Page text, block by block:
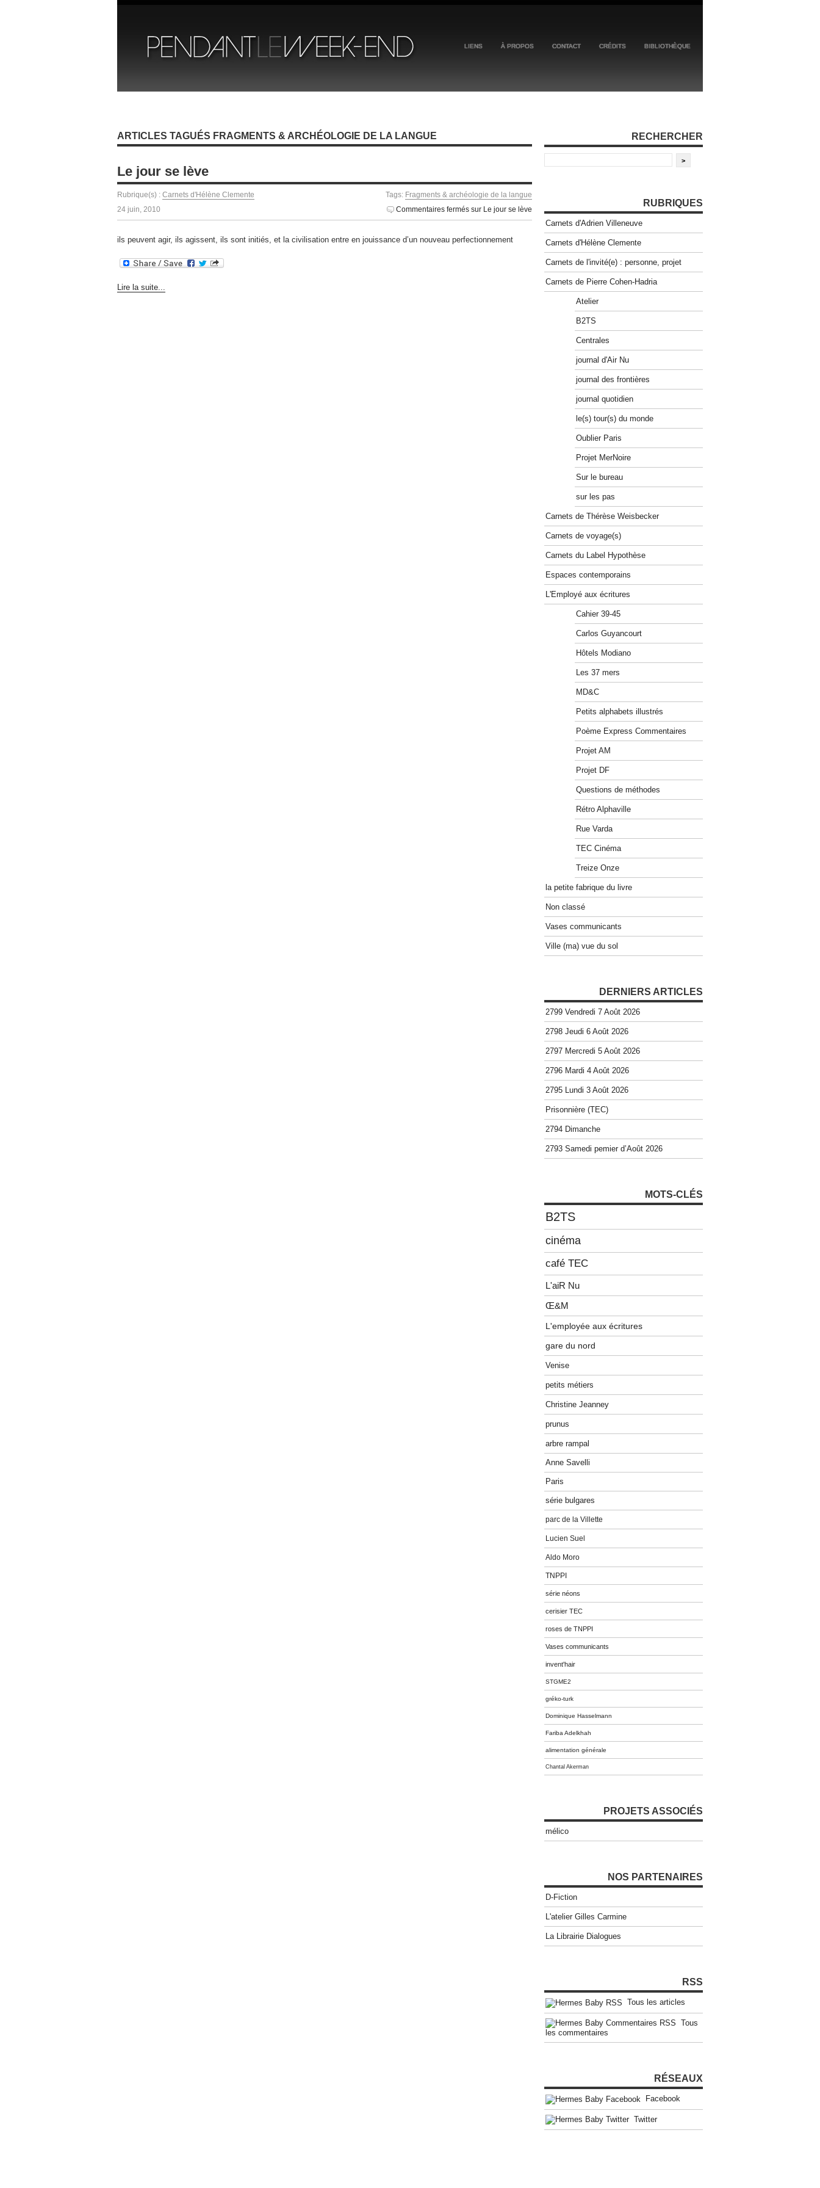
LIENS À PROPOS CONTACT CRÉDITS BIBLIOTHÈQUE
ARTICLES TAGUÉS FRAGMENTS & ARCHÉOLOGIE DE LA LANGUE
Le jour se lève
Rubrique(s) : Carnets d'Hélène Clemente Tags: Fragments & archéologie de la langue
24 juin, 2010
Commentaires fermés sur Le jour se lève
ils peuvent agir, ils agissent, ils sont initiés, et la civilisation entre en jouissance d’un nouveau perfectionnement
Lire la suite...
RECHERCHER
RUBRIQUES
Carnets d'Adrien Villeneuve
Carnets d'Hélène Clemente
Carnets de l'invité(e) : personne, projet
Carnets de Pierre Cohen-Hadria
Atelier
B2TS
Centrales
journal d'Air Nu
journal des frontières
journal quotidien
le(s) tour(s) du monde
Oublier Paris
Projet MerNoire
Sur le bureau
sur les pas
Carnets de Thérèse Weisbecker
Carnets de voyage(s)
Carnets du Label Hypothèse
Espaces contemporains
L'Employé aux écritures
Cahier 39-45
Carlos Guyancourt
Hôtels Modiano
Les 37 mers
MD&C
Petits alphabets illustrés
Poème Express Commentaires
Projet AM
Projet DF
Questions de méthodes
Rétro Alphaville
Rue Varda
TEC Cinéma
Treize Onze
la petite fabrique du livre
Non classé
Vases communicants
Ville (ma) vue du sol
DERNIERS ARTICLES
2799 Vendredi 7 Août 2026
2798 Jeudi 6 Août 2026
2797 Mercredi 5 Août 2026
2796 Mardi 4 Août 2026
2795 Lundi 3 Août 2026
Prisonnière (TEC)
2794 Dimanche
2793 Samedi pemier d’Août 2026
MOTS-CLÉS
B2TS
cinéma
café TEC
L'aiR Nu
Œ&M
L'employée aux écritures
gare du nord
Venise
petits métiers
Christine Jeanney
prunus
arbre rampal
Anne Savelli
Paris
série bulgares
parc de la Villette
Lucien Suel
Aldo Moro
TNPPI
série néons
cerisier TEC
roses de TNPPI
Vases communicants
invent'hair
STGME2
gréko-turk
Dominique Hasselmann
Fariba Adelkhah
alimentation générale
Chantal Akerman
PROJETS ASSOCIÉS
mélico
NOS PARTENAIRES
D-Fiction
L'atelier Gilles Carmine
La Librairie Dialogues
RSS
Tous les articles
Tous
les commentaires
RÉSEAUX
Facebook
Twitter